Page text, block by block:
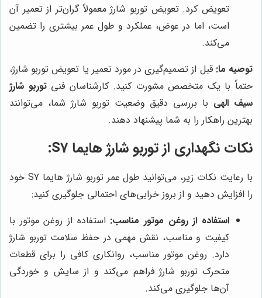
تعویض کرد. تعویض توربو شارژ معمولاً گران‌تر از تعمیر آن
است، اما در عوض، عملکرد و طول عمر بیشتری را تضمین
می‌کند.
توصیه ما: قبل از تصمیم‌گیری در مورد تعمیر یا تعویض توربو شارژ،
حتماً با یک متخصص مشورت کنید. کارشناسان فنیتوربو شارژ
سیف الهی با بررسی دقیق وضعیت توربو شارژ شما، می‌توانند
بهترین راهکار را به شما پیشنهاد دهند.
نکات نگهداری از توربو شارژ هایما S7:
با رعایت نکات زیر، می‌توانید طول عمر توربو شارژ هایما S7 خود
را افزایش دهید و از بروز خرابی‌های احتمالی جلوگیری کنید:
استفاده از روغن موتور مناسب: استفاده از روغن موتور با
کیفیت و مناسب، نقش مهمی در حفظ سلامت توربو شارژ
دارد. روغن موتور مناسب، روانکاری کافی را برای قطعات
متحرک توربو شارژ فراهم می‌کند و از سایش و خوردگی
آن‌ها جلوگیری می‌کند.